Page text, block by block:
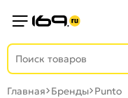
Главная Бренды Punto